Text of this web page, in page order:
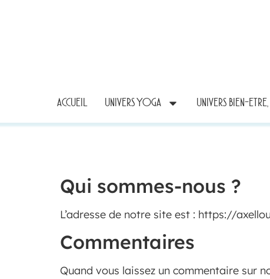
ACCUEIL UNIVERS YOGA UNIVERS BIEN-
Qui sommes-nous ?
L’adresse de notre site est : https://
Commentaires
Quand vous laissez un commentaire sur